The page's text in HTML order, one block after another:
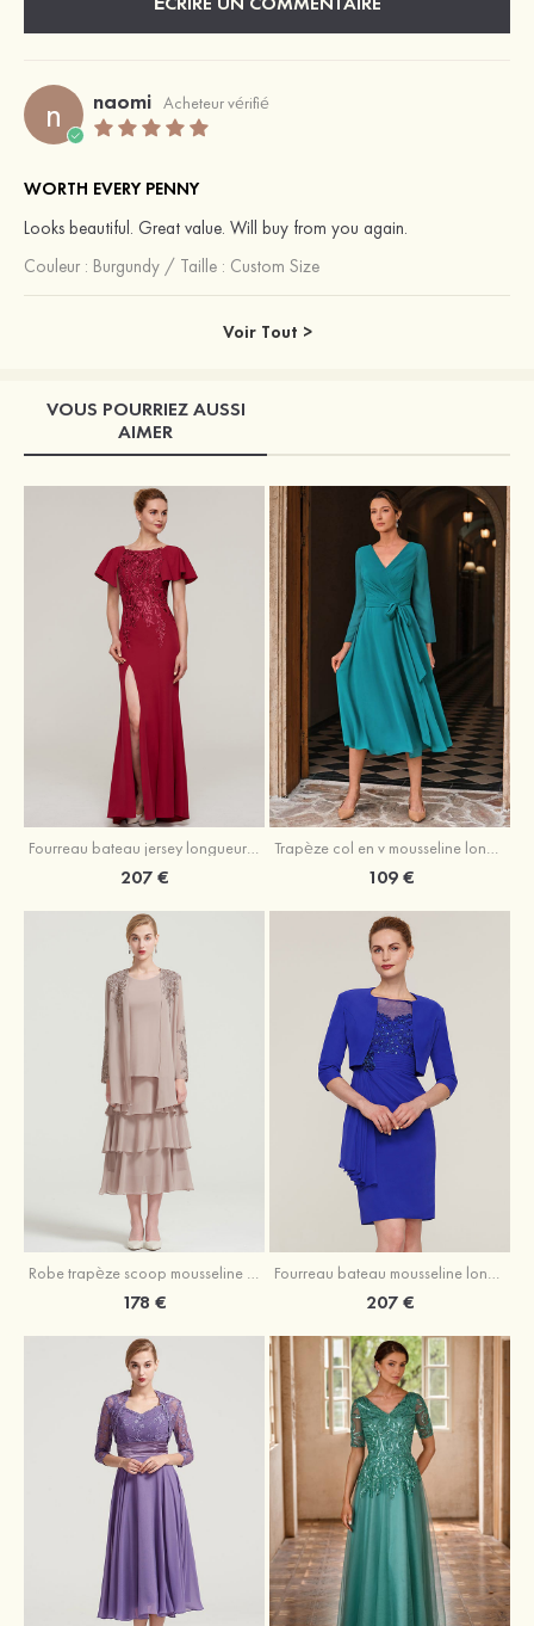
n naomi Acheteur vérifié
WORTH EVERY PENNY
Looks beautiful. Great value. Will buy from you again.
Couleur : Burgundy / Taille : Custom Size
Voir Tout >
VOUS POURRIEZ AUSSI
AIMER
Fourreau bateau jersey longueur ras du sol robe de mère de la mariée avec appliqué fendue
207 €
Trapèze col en v mousseline longueur mollet robe de mère de la mariée avec plissé ceintures
109 €
Robe trapèze scoop mousseline longueur mollet robe de mère de la mariée avec appliqué volants veste
178 €
Fourreau bateau mousseline longueur genou robe de mère de la mariée avec appliqué perle plissé veste
207 €